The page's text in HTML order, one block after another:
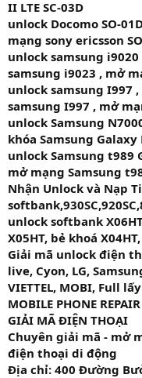
II LTE SC-03D
unlock Docomo SO-
mạng sony ericsson
unlock samsung
samsung i9023 , mở
unlock samsung I997
samsung I997 , mở
unlock Samsung
khóa Samsung
unlock Samsung t989
mở mạng Samsung
Nhận Unlock và Nạp
unlock softbank
X05HT, bẻ khoá
Giải mã unlock điện
live, Cyon, LG,
VIETTEL, MOBI, Full
MOBILE PHONE
GIẢI MÃ ĐIỆN THOẠI
Chuyên giải mã - mở
điện thoại di động
Địa chỉ: 400 Đường